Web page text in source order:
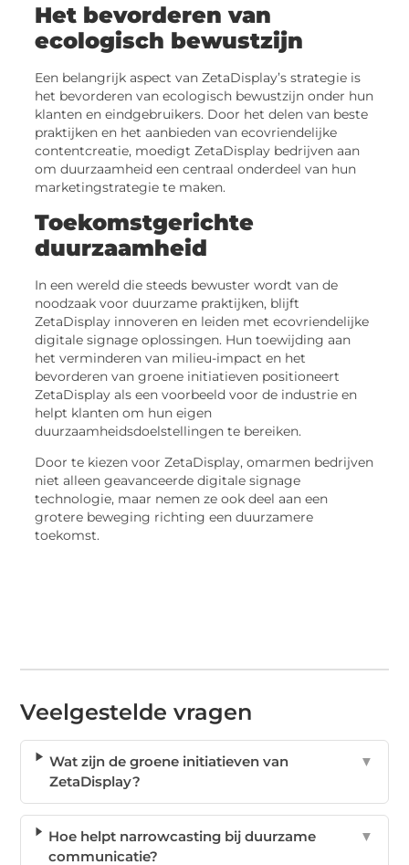
Het bevorderen van
ecologisch bewustzijn
Een belangrijk aspect van ZetaDisplay’s strategie is
het bevorderen van ecologisch bewustzijn onder hun
klanten en eindgebruikers. Door het delen van beste
praktijken en het aanbieden van ecovriendelijke
contentcreatie, moedigt ZetaDisplay bedrijven aan
om duurzaamheid een centraal onderdeel van hun
marketingstrategie te maken.
Toekomstgerichte
duurzaamheid
In een wereld die steeds bewuster wordt van de
noodzaak voor duurzame praktijken, blijft
ZetaDisplay innoveren en leiden met ecovriendelijke
digitale signage oplossingen. Hun toewijding aan
het verminderen van milieu-impact en het
bevorderen van groene initiatieven positioneert
ZetaDisplay als een voorbeeld voor de industrie en
helpt klanten om hun eigen
duurzaamheidsdoelstellingen te bereiken.
Door te kiezen voor ZetaDisplay, omarmen bedrijven
niet alleen geavanceerde digitale signage
technologie, maar nemen ze ook deel aan een
grotere beweging richting een duurzamere
toekomst.
Veelgestelde vragen
Wat zijn de groene initiatieven van
ZetaDisplay?
▼
Hoe helpt narrowcasting bij duurzame
communicatie?
▼